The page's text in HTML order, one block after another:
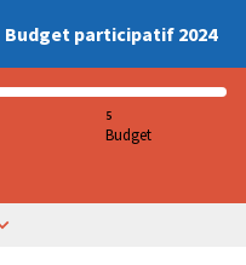
Budget participatif 2024
5
Budget